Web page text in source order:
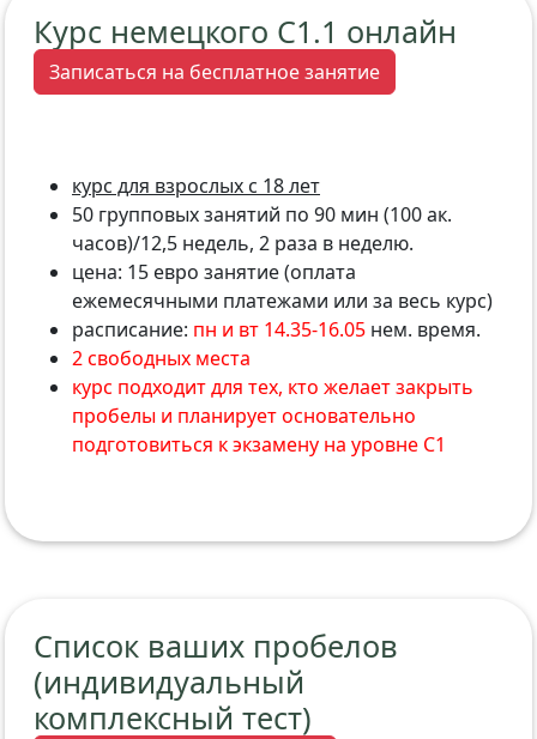
Курс немецкого C1.1 онлайн
Записаться на бесплатное занятие
курс для взрослых с 18 лет
50 групповых занятий по 90 мин (100 ак.
часов)/12,5 недель, 2 раза в неделю.
цена: 15 евро занятие (оплата
ежемесячными платежами или за весь курс)
расписание: пн и вт 14.35-16.05 нем. время.
2 свободных места
курс подходит для тех, кто желает закрыть
пробелы и планирует основательно
подготовиться к экзамену на уровне С1
Список ваших пробелов
(индивидуальный
комплексный тест)